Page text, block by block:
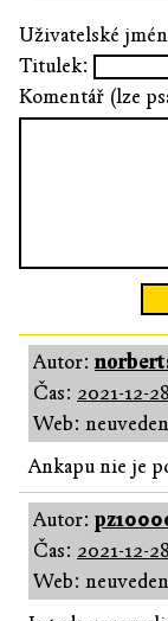
Uživatelské
Titulek:
Komentář (lze
Autor:
Čas: 2021-12-
Web: neuveden
Ankapu nie je
Autor:
Čas: 2021-12-
Web: neuveden